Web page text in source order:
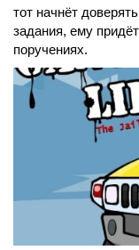
тот начнёт
задания, ему
поручениях.